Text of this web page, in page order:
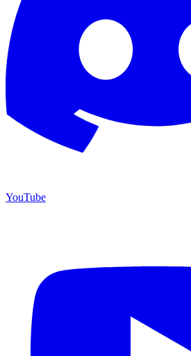
YouTube